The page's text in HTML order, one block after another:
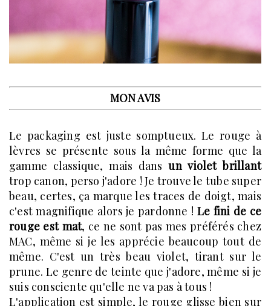
MON AVIS
Le packaging est juste somptueux. Le rouge à
lèvres se présente sous la même forme que la
gamme classique, mais dans un violet brillant
trop canon, perso j'adore ! Je trouve le tube super
beau, certes, ça marque les traces de doigt, mais
c'est magnifique alors je pardonne ! Le fini de ce
rouge est mat, ce ne sont pas mes préférés chez
MAC, même si je les apprécie beaucoup tout de
même. C'est un très beau violet, tirant sur le
prune. Le genre de teinte que j'adore, même si je
suis consciente qu'elle ne va pas à tous !
L'application est simple, le rouge glisse bien sur